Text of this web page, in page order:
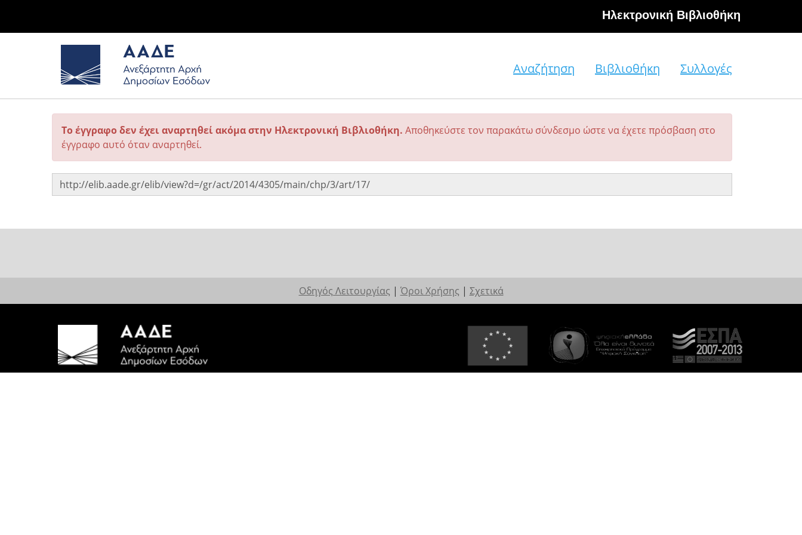
Hλεκτρονική Βιβλιοθήκη
Αναζήτηση Βιβλιοθήκη Συλλογές
Το έγγραφο δεν έχει αναρτηθεί ακόμα στην Ηλεκτρονική Βιβλιοθήκη. Αποθηκεύστε τον παρακάτω σύνδεσμο ώστε να έχετε πρόσβαση στο
έγγραφο αυτό όταν αναρτηθεί.
Οδηγός Λειτουργίας | Όροι Χρήσης | Σχετικά